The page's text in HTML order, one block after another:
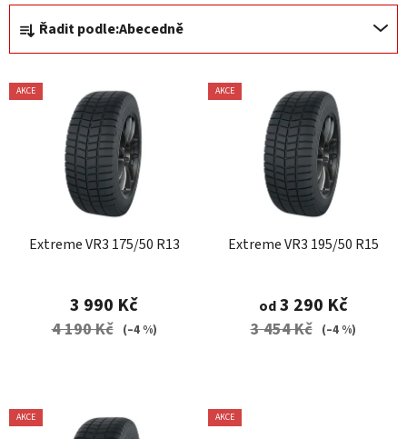
Ř
a
z
e
n
Řadit podle:Abecedně
V
ý
AKCE
Extreme VR3 175/50 R13
3 990 Kč
4 190 Kč (–4 %)
AKCE
Extreme VR3 195/50 R15
od3 290 Kč
3 454 Kč (–4 %)
AKCE AKCE